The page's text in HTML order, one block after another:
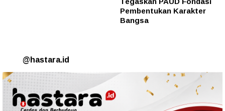
Pembentukan Karakter
Bangsa
@hastara.id